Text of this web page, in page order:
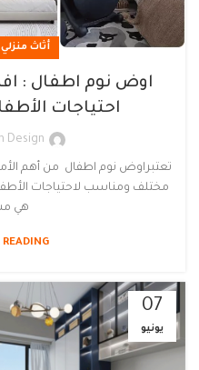
أثاث منزلي
اوض نوم اطفال :
احتياجات
Design
تعتبراوض نوم اطفال من أهم
مختلف ومناسب لاحتياجات
هي
07
يونيو